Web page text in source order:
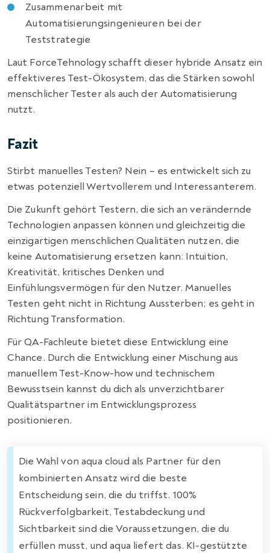
Zusammenarbeit mit
Automatisierungsingenieuren bei der
Teststrategie
Laut ForceTehnology schafft dieser hybride Ansatz ein
effektiveres Test-Ökosystem, das die Stärken sowohl
menschlicher Tester als auch der Automatisierung
nutzt.
Fazit
Stirbt manuelles Testen? Nein – es entwickelt sich zu
etwas potenziell Wertvollerem und Interessanterem.
Die Zukunft gehört Testern, die sich an verändernde
Technologien anpassen können und gleichzeitig die
einzigartigen menschlichen Qualitäten nutzen, die
keine Automatisierung ersetzen kann: Intuition,
Kreativität, kritisches Denken und
Einfühlungsvermögen für den Nutzer. Manuelles
Testen geht nicht in Richtung Aussterben; es geht in
Richtung Transformation.
Für QA-Fachleute bietet diese Entwicklung eine
Chance. Durch die Entwicklung einer Mischung aus
manuellem Test-Know-how und technischem
Bewusstsein kannst du dich als unverzichtbarer
Qualitätspartner im Entwicklungsprozess
positionieren.
Die Wahl von aqua cloud als Partner für den
kombinierten Ansatz wird die beste
Entscheidung sein, die du triffst. 100%
Rückverfolgbarkeit, Testabdeckung und
Sichtbarkeit sind die Voraussetzungen, die du
erfüllen musst, und aqua liefert das. KI-gestützte